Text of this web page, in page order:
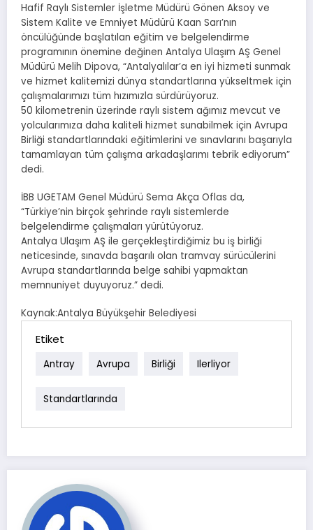
Hafif Raylı Sistemler İşletme Müdürü Gönen Aksoy ve
Sistem Kalite ve Emniyet Müdürü Kaan Sarı’nın
öncülüğünde başlatılan eğitim ve belgelendirme
programının önemine değinen Antalya Ulaşım AŞ Genel
Müdürü Melih Dipova, “Antalyalılar’a en iyi hizmeti sunmak
ve hizmet kalitemizi dünya standartlarına yükseltmek için
çalışmalarımızı tüm hızımızla sürdürüyoruz.
50 kilometrenin üzerinde raylı sistem ağımız mevcut ve
yolcularımıza daha kaliteli hizmet sunabilmek için Avrupa
Birliği standartlarındaki eğitimlerini ve sınavlarını başarıyla
tamamlayan tüm çalışma arkadaşlarımı tebrik ediyorum”
dedi.
İBB UGETAM Genel Müdürü Sema Akça Oflas da,
“Türkiye’nin birçok şehrinde raylı sistemlerde
belgelendirme çalışmaları yürütüyoruz.
Antalya Ulaşım AŞ ile gerçekleştirdiğimiz bu iş birliği
neticesinde, sınavda başarılı olan tramvay sürücülerini
Avrupa standartlarında belge sahibi yapmaktan
memnuniyet duyuyoruz.” dedi.
Kaynak:Antalya Büyükşehir Belediyesi
Etiket
Antray Avrupa Birliği Ilerliyor
Standartlarında